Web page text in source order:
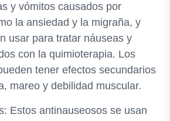
y vómitos causados por
la ansiedad y la migraña, y
usar para tratar náuseas y
con la quimioterapia. Los
tener efectos secundarios
mareo y debilidad muscular.
Estos antinauseosos se usan